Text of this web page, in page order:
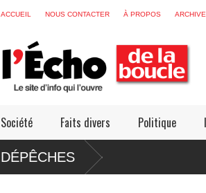
ACCUEIL NOUS CONTACTER À PROPOS
Société Faits divers Politique
DÉPÊCHES